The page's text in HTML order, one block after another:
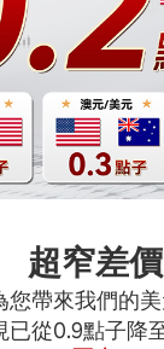
超窄差價
您帶來我們的
從0.9點子降